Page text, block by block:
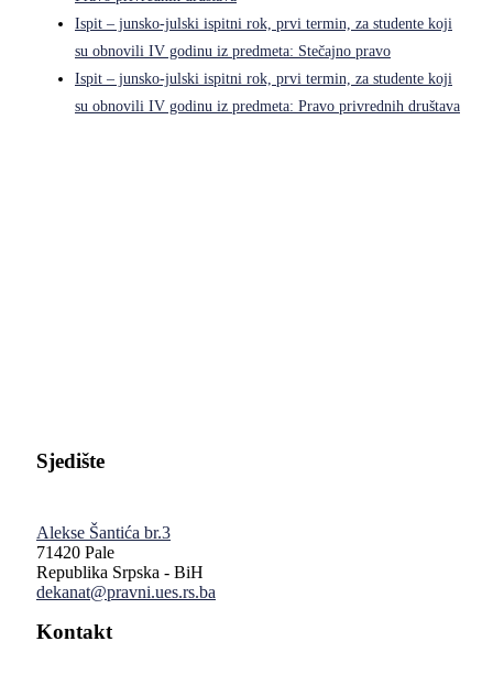
Ispit – junsko-julski ispitni rok, prvi termin, za studente koji
su obnovili IV godinu iz predmeta: Stečajno pravo
Ispit – junsko-julski ispitni rok, prvi termin, za studente koji
su obnovili IV godinu iz predmeta: Pravo privrednih društava
Sjedište
Alekse Šantića br.3
71420 Pale
Republika Srpska - BiH
dekanat@pravni.ues.rs.ba
Kontakt